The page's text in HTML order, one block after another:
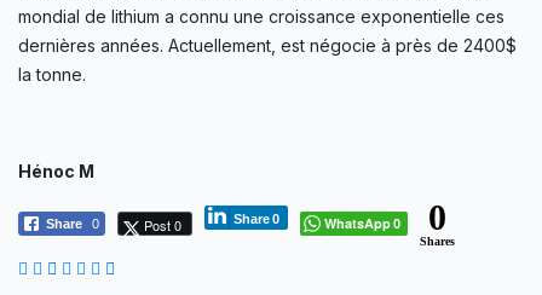
mondial de lithium a connu une croissance exponentielle ces
dernières années. Actuellement, est négocie à près de 2400$
la tonne.
Hénoc M
Share 0 Post 0 Share0 WhatsApp0 0
Shares